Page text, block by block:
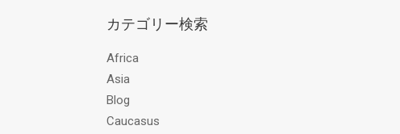
レ
カテゴリー検索
Africa
Asia
Blog
Caucasus